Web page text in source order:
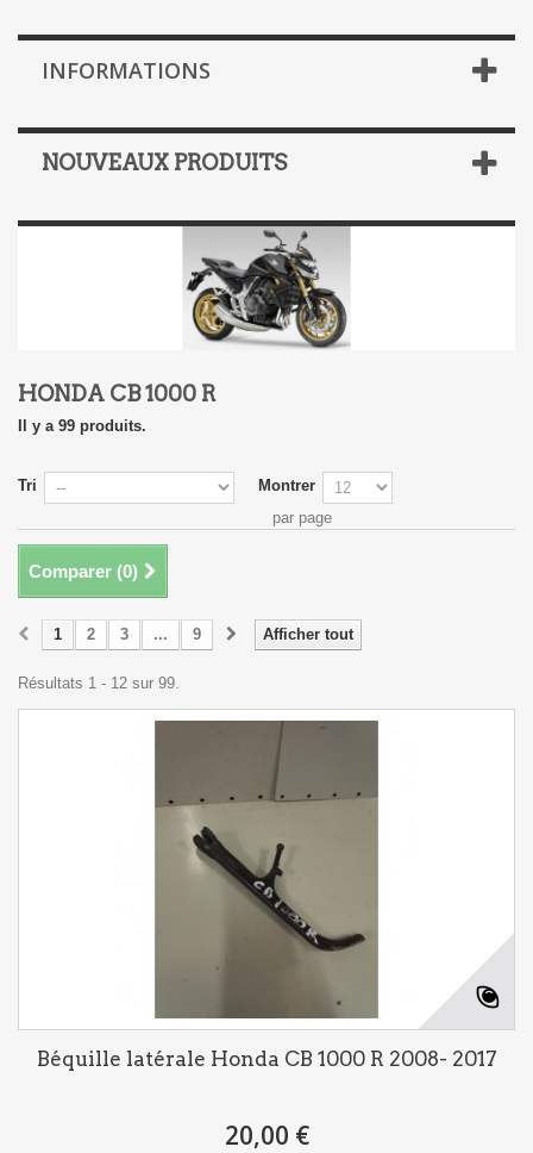
INFORMATIONS
NOUVEAUX PRODUITS
HONDA CB 1000 R
Il y a 99 produits.
Tri
Montrer
par page
Comparer (0)
Afficher tout
1 2 3 ... 9
Résultats 1 - 12 sur 99.
Béquille latérale Honda CB 1000 R 2008- 2017
20,00 €